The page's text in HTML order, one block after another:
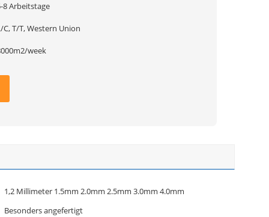
8 Arbeitstage
C, T/T, Western Union
week
1,2 Millimeter 1.5mm 2.0mm 2.5mm 3.0mm 4.0mm
Besonders angefertigt